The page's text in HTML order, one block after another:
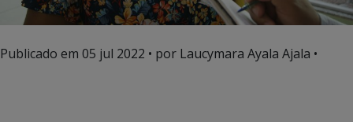
Publicado em 05 jul 2022 • por Laucymara Ayala Ajala •